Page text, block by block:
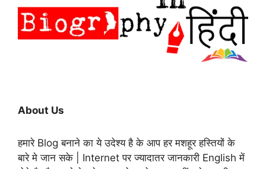
About Us
हमारे Blog बनाने का ये उदेश्य है के आप हर मशहूर हस्तियों के
बारे मे जान सके | Internet पर ज्यादातर जानकारी English में